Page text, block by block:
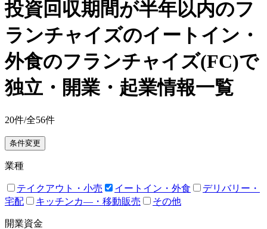
投資回収期間が半年以内のフ
ランチャイズのイートイン・
外食のフランチャイズ(FC)で
独立・開業・起業情報一覧
20件/全56件
条件変更
業種
テイクアウト・小売 イートイン・外食
デリバリー・
宅配
キッチンカ―・移動販売 その他
開業資金